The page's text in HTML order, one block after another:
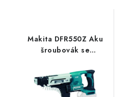
Makita DFR550Z Aku
šroubovák se
55mm,Li-ion LXT
18V,bez aku Z